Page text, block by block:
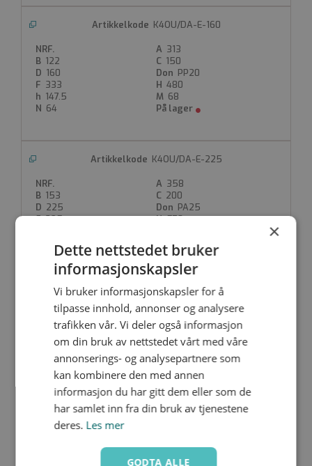
K4OU/DA-E-160
313
122
150
160
PP20
333
480
147.5
68
64
K4OU/DA-E-225
358
153
200
225
PA25
395
570
77
K4OU/DA-V-075
230
97
65
75
PP10
100.0
56
53
×
Dette nettstedet bruker
informasjonskapsler
Vi bruker informasjonskapsler for å
tilpasse innhold, annonser og analysere
trafikken vår. Vi deler også informasjon
om din bruk av nettstedet vårt med våre
annonserings- og analysepartnere som
kan kombinere den med annen
informasjon du har gitt dem eller som de
har samlet inn fra din bruk av tjenestene
deres. Les mer
GODTA ALLE